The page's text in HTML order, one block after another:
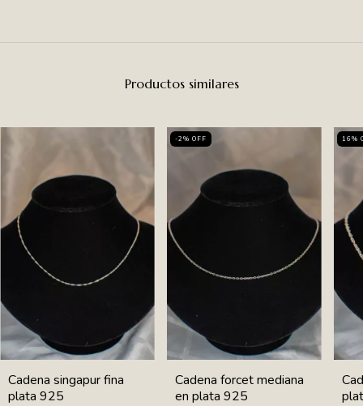
Productos similares
Cadena singapur fina
plata 925
-2% OFF
Cadena forcet mediana
en plata 925
16%